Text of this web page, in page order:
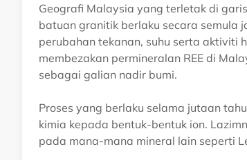
Geografi Malaysia yang terletak di
batuan granitik berlaku secara semula
perubahan tekanan, suhu serta aktiviti
membezakan permineralan REE di
sebagai galian nadir bumi.
Proses yang berlaku selama jutaan
kimia kepada bentuk-bentuk ion.
pada mana-mana mineral lain seperti